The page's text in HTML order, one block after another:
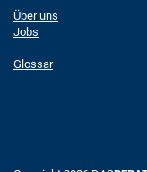
Über uns
Jobs
Glossar